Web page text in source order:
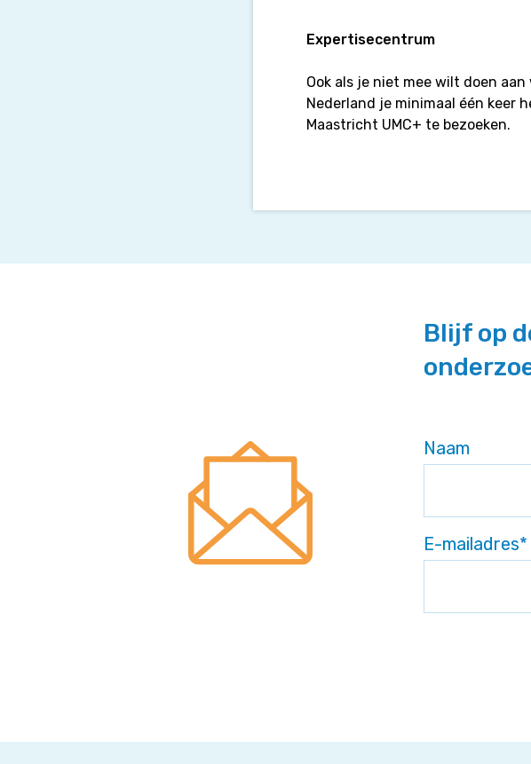
Expertisecentrum
Ook als je niet mee wilt doen
Nederland je minimaal één keer
Maastricht UMC+ te bezoeken.
Blijf op
Naam
E-mailadres*